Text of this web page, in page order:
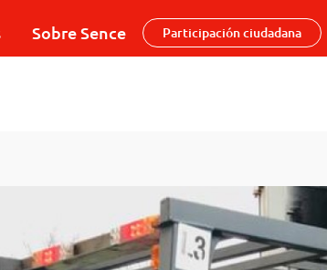
Sobre Sence Participación ciudadana